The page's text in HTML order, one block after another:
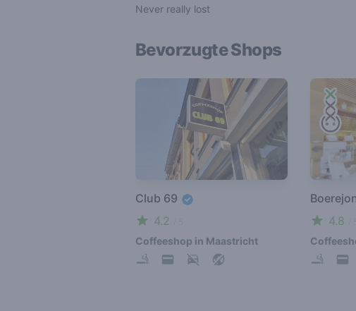
Never really lost
Bevorzugte Shops
Club 69
4.2
Coffeeshop in Maastricht
4.8